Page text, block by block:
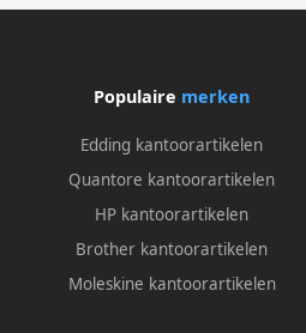
Populaire merken
Edding kantoorartikelen
Quantore kantoorartikelen
HP kantoorartikelen
Brother kantoorartikelen
Moleskine kantoorartikelen